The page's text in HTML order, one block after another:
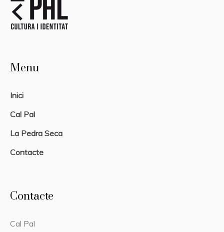
Menu
Inici
Cal Pal
La Pedra Seca
Contacte
Contacte
Cal Pal